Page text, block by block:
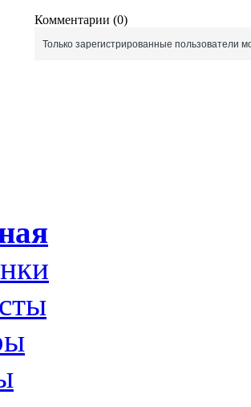
Комментарии (0)
Только зарегистрированные пользователи